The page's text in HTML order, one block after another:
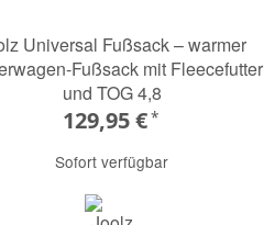
Universal Fußsack – warmer
Fußsack mit Fleecefutter
und TOG 4,8
129,95 €*
Sofort verfügbar